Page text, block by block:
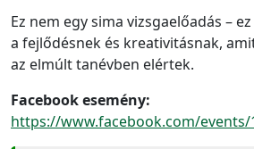
Ez nem egy sima vizsgaelőadás –
a fejlődésnek és kreativitásnak,
az elmúlt tanévben elértek.
Facebook esemény:
https://www.facebook.com/events/